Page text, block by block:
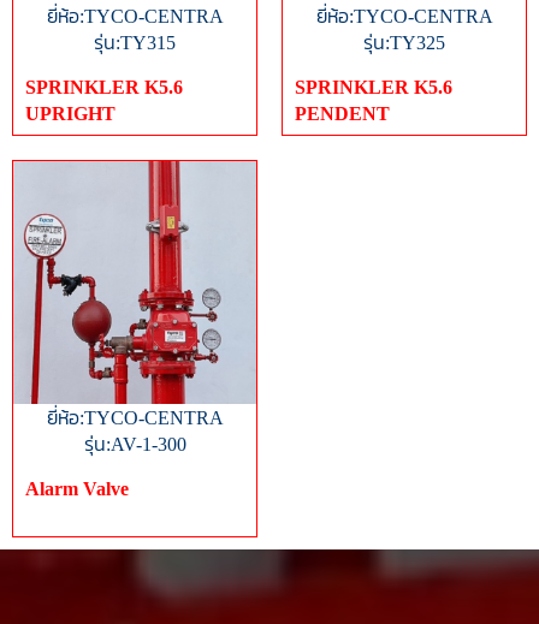
ยี่ห้อ:TYCO-CENTRA
รุ่น:TY315
SPRINKLER K5.6
UPRIGHT
ยี่ห้อ:TYCO-CENTRA
รุ่น:TY325
SPRINKLER K5.6
PENDENT
ยี่ห้อ:TYCO-CENTRA
รุ่น:AV-1-300
Alarm Valve